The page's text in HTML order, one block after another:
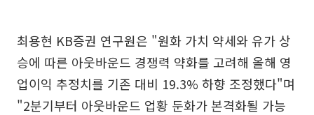
최용현 KB증권 연구원은 "원화 가치 약세와 유가 상
승에 따른 아웃바운드 경쟁력 약화를 고려해 올해 영
업이익 추정치를 기존 대비 19.3% 하향 조정했다"며
"2분기부터 아웃바운드 업황 둔화가 본격화될 가능